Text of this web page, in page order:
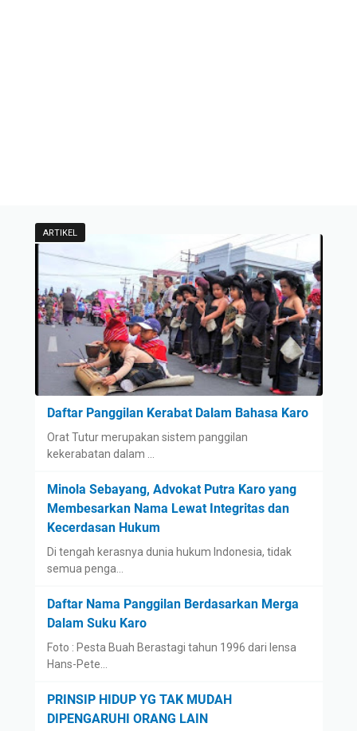
ARTIKEL
Daftar Panggilan Kerabat Dalam Bahasa Karo
Orat Tutur merupakan sistem panggilan
kekerabatan dalam …
Minola Sebayang, Advokat Putra Karo yang
Membesarkan Nama Lewat Integritas dan
Kecerdasan Hukum
Di tengah kerasnya dunia hukum Indonesia, tidak
semua penga…
Daftar Nama Panggilan Berdasarkan Merga
Dalam Suku Karo
Foto : Pesta Buah Berastagi tahun 1996 dari lensa
Hans-Pete…
PRINSIP HIDUP YG TAK MUDAH
DIPENGARUHI ORANG LAIN